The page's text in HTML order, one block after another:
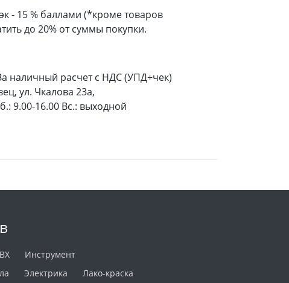
- 15 % баллами (*кроме товаров
до 20% от суммы покупки.
наличный расчет с НДС (УПД+чек)
ул. Чкалова 23а,
9.00-16.00 Вс.: выходной
Инструмент
Электрика Лако-краска